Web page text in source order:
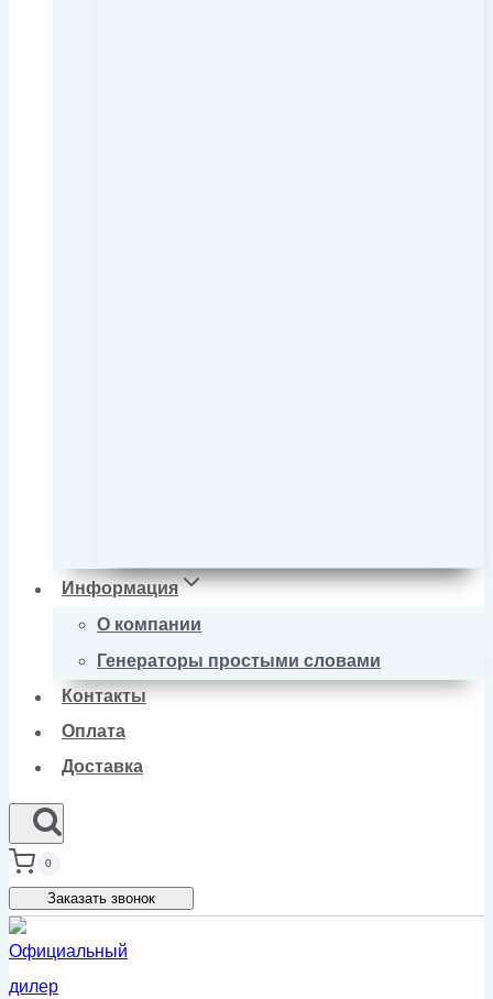
Информация
О компании
Генераторы простыми словами
Контакты
Оплата
Доставка
0
Заказать звонок